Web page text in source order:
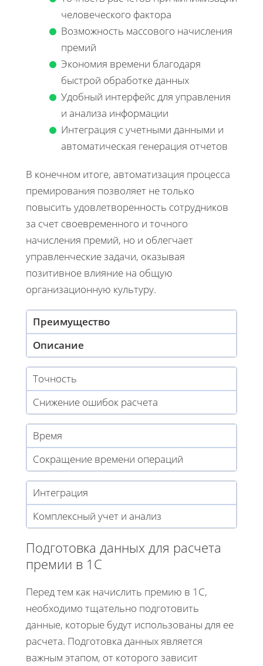
человеческого фактора
Возможность массового начисления
премий
Экономия времени благодаря
быстрой обработке данных
Удобный интерфейс для управления
и анализа информации
Интеграция с учетными данными и
автоматическая генерация отчетов
В конечном итоге, автоматизация процесса
премирования позволяет не только
повысить удовлетворенность сотрудников
за счет своевременного и точного
начисления премий, но и облегчает
управленческие задачи, оказывая
позитивное влияние на общую
организационную культуру.
Преимущество
Описание
Точность
Снижение ошибок расчета
Время
Сокращение времени операций
Интеграция
Комплексный учет и анализ
Подготовка данных для расчета
премии в 1С
Перед тем как начислить премию в 1С,
необходимо тщательно подготовить
данные, которые будут использованы для ее
расчета. Подготовка данных является
важным этапом, от которого зависит